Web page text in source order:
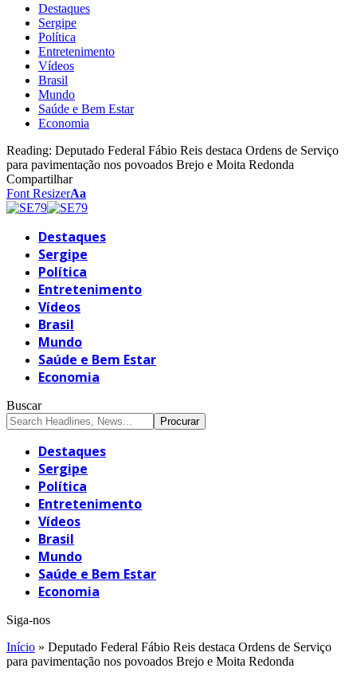
Destaques
Sergipe
Política
Entretenimento
Vídeos
Brasil
Mundo
Saúde e Bem Estar
Economia
Reading: Deputado Federal Fábio Reis destaca Ordens de Serviço
para pavimentação nos povoados Brejo e Moita Redonda
Compartilhar
Font ResizerAa
Destaques
Sergipe
Política
Entretenimento
Vídeos
Brasil
Mundo
Saúde e Bem Estar
Economia
Buscar
Destaques
Sergipe
Política
Entretenimento
Vídeos
Brasil
Mundo
Saúde e Bem Estar
Economia
Siga-nos
Início » Deputado Federal Fábio Reis destaca Ordens de Serviço
para pavimentação nos povoados Brejo e Moita Redonda